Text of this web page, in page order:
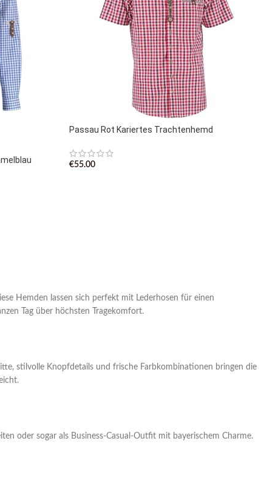
Passau Rot Kariertes Trachtenhemd
€55.00
Hemden lassen sich perfekt mit Lederhosen für einen
Tag über höchsten Tragekomfort.
stilvolle Knopfdetails und frische Farbkombinationen bringen die
oder sogar als Business-Casual-Outfit mit bayerischem Charme.